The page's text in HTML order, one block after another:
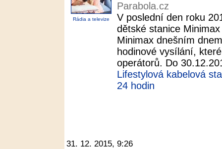
Rádia a televize
Parabola.cz
V poslední den roku
dětské stanice
Minimax dnešním
hodinové vysílání,
operátorů. Do
Lifestylová kabelová
24 hodin
31. 12. 2015, 9:26